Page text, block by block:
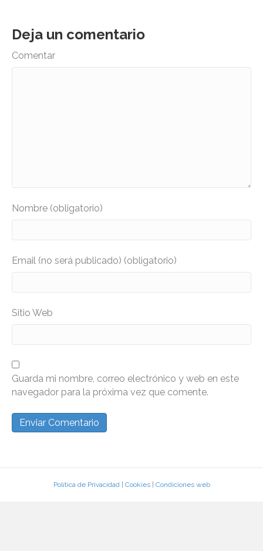
Deja un comentario
Comentar
Nombre (obligatorio)
Email (no será publicado) (obligatorio)
Sitio Web
Guarda mi nombre, correo electrónico y web en este
navegador para la próxima vez que comente.
Política de Privacidad | Cookies| Condiciones web